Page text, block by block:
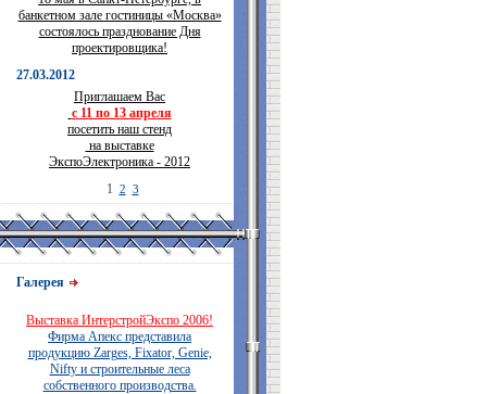
банкетном зале гостиницы «Москва»
состоялось празднование Дня
проектировщика!
27.03.2012
Приглашаем Вас
с 11 по 13 апреля
посетить наш стенд
на выставке
ЭкспоЭлектроника - 2012
1 2 3
Галерея
Выставка ИнтерстройЭкспо 2006!
Фирма Апекс представила
продукцию Zarges, Fixator, Genie,
Nifty и строительные леса
собственного производства.